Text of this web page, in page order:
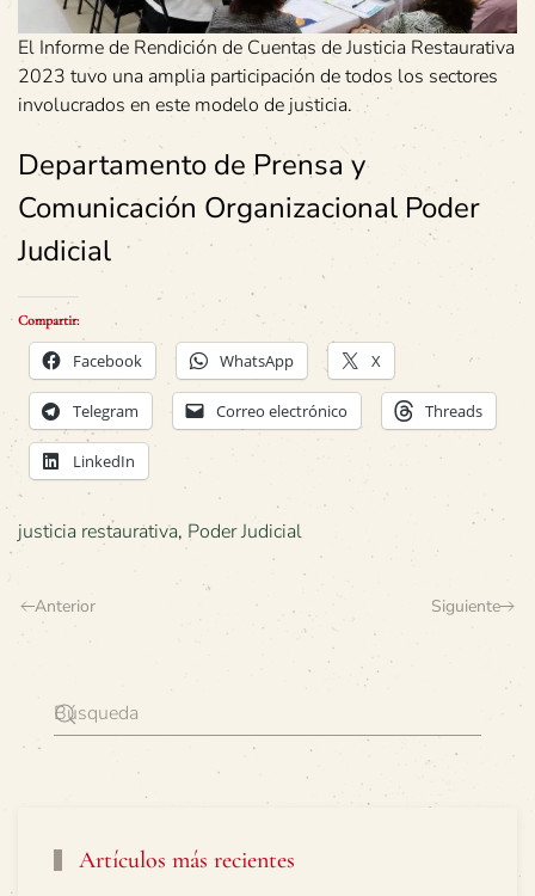
El Informe de Rendición de Cuentas de Justicia Restaurativa
2023 tuvo una amplia participación de todos los sectores
involucrados en este modelo de justicia.
Departamento de Prensa y
Comunicación Organizacional Poder
Judicial
Compartir:
Facebook WhatsApp X
Telegram Correo electrónico Threads
LinkedIn
justicia restaurativa, Poder Judicial
Anterior Siguiente
Artículos más recientes